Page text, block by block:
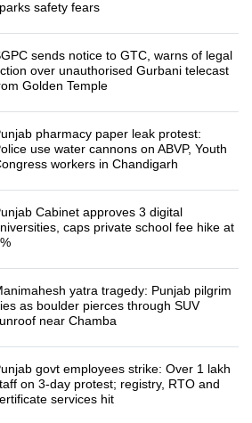
safety fears
sends notice to GTC, warns of legal
over unauthorised Gurbani telecast
Golden Temple
pharmacy paper leak protest:
use water cannons on ABVP, Youth
workers in Chandigarh
Cabinet approves 3 digital
caps private school fee hike at
yatra tragedy: Punjab pilgrim
as boulder pierces through SUV
near Chamba
govt employees strike: Over 1 lakh
on 3-day protest; registry, RTO and
services hit